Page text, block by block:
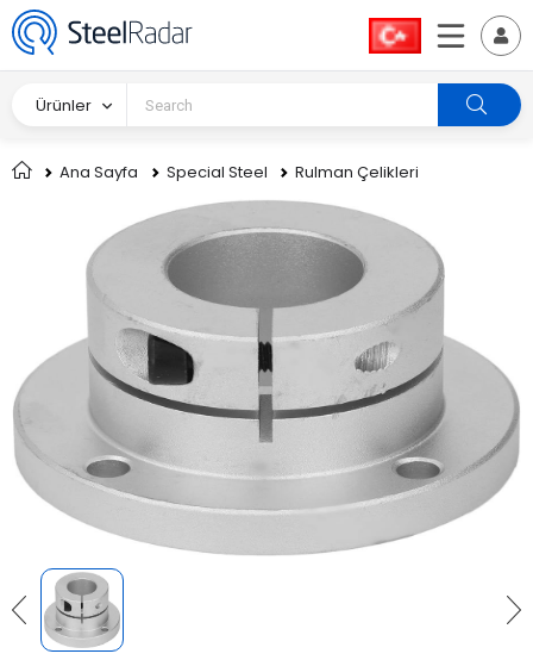
Ürünler
Ana Sayfa Special Steel Rulman Çelikleri